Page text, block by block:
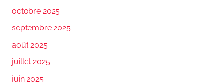
octobre 2025
septembre 2025
août 2025
juillet 2025
juin 2025